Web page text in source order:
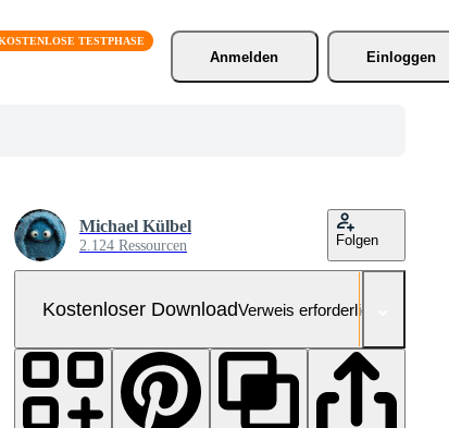
Anmelden
Einloggen
Michael Külbel
2.124 Ressourcen Folgen
Kostenloser DownloadVerweis erforderlich